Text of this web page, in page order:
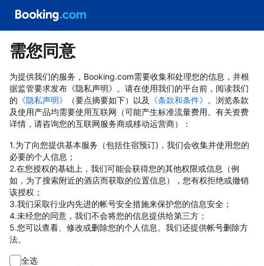
需您同意
为提供我们的服务，Booking.com需要收集和处理您的信息，并根
据监管要求发布《隐私声明》。请在使用我们的平台前，阅读我们
的 《隐私声明》 （要点摘要如下）以及 《条款和条件》 。浏览条款
及使用产品均需要使用互联网（可能产生标准流量费用。有关资费
详情，请咨询您的互联网服务商或移动运营商）：
1.为了向您提供基本服务（包括住宿预订)，我们会收集并使用您的
必要的个人信息；
2.在您授权的基础上，我们可能会获得您的其他权限或信息（例
如，为了搜索附近的酒店而获取的位置信息），您有权拒绝或撤销
该授权；
3.我们采取行业内先进的帐号安全措施来保护您的信息安全；
4.未经您的同意，我们不会将您的信息提供给第三方；
5.您可以查看、修改或删除您的个人信息。我们还提供帐号删除方
法。
全选